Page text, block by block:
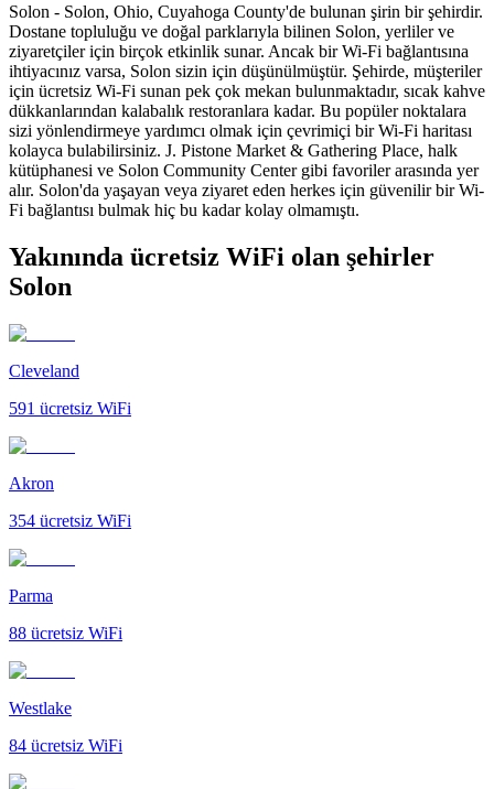
Solon - Solon, Ohio, Cuyahoga County'de bulunan şirin bir şehirdir.
Dostane topluluğu ve doğal parklarıyla bilinen Solon, yerliler ve
ziyaretçiler için birçok etkinlik sunar. Ancak bir Wi-Fi bağlantısına
ihtiyacınız varsa, Solon sizin için düşünülmüştür. Şehirde, müşteriler
için ücretsiz Wi-Fi sunan pek çok mekan bulunmaktadır, sıcak kahve
dükkanlarından kalabalık restoranlara kadar. Bu popüler noktalara
sizi yönlendirmeye yardımcı olmak için çevrimiçi bir Wi-Fi haritası
kolayca bulabilirsiniz. J. Pistone Market & Gathering Place, halk
kütüphanesi ve Solon Community Center gibi favoriler arasında yer
alır. Solon'da yaşayan veya ziyaret eden herkes için güvenilir bir Wi-
Fi bağlantısı bulmak hiç bu kadar kolay olmamıştı.
Yakınında ücretsiz WiFi olan şehirler
Solon
Cleveland
591 ücretsiz WiFi
Akron
354 ücretsiz WiFi
Parma
88 ücretsiz WiFi
Westlake
84 ücretsiz WiFi